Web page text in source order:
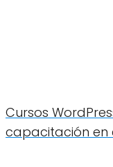
Cursos
capacitación en